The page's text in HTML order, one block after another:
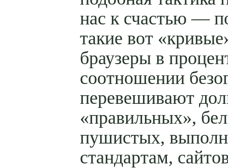
нас к счастью —
такие вот
браузеры в
соотношении
перевешивают
«правильных»,
пушистых,
стандартам,